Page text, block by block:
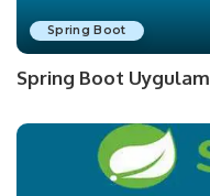
Spring Boot
Spring Boot